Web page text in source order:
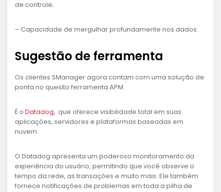
de controle;
– Capacidade de mergulhar profundamente nos dados.
Sugestão de ferramenta
Os clientes SManager agora contam com uma solução de
ponta no quesito ferramenta APM.
É o Datadog, que oferece visibilidade total em suas
aplicações, servidores e plataformas baseadas em
nuvem.
O Datadog apresenta um poderoso monitoramento da
experiência do usuário, permitindo que você observe o
tempo da rede, as transações e muito mais. Ele também
fornece notificações de problemas em toda a pilha de